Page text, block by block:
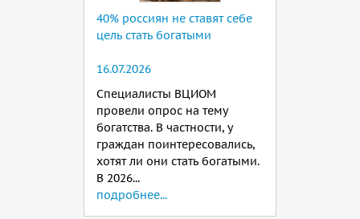
40% россиян не ставят себе
цель стать богатыми
16.07.2026
Специалисты ВЦИОМ
провели опрос на тему
богатства. В частности, у
граждан поинтересовались,
хотят ли они стать богатыми.
В 2026...
подробнее...